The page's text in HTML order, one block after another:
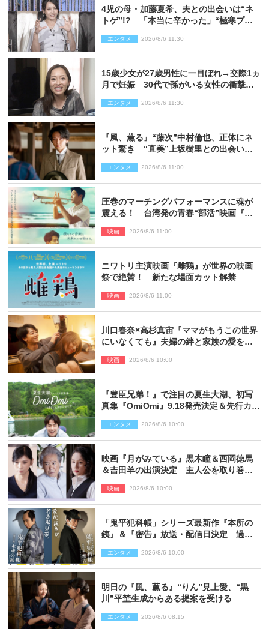
4児の母・加藤夏希、夫との出会いは“ネ
トゲ”!? 「本当に辛かった」“極寒プロ
エンタメ 2026/8/6 11:30
15歳少女が27歳男性に一目ぼれ→交際1ヵ
月で妊娠 30代で孫がいる女性の衝撃半
エンタメ 2026/8/6 11:30
『風、薫る』“藤次”中村倫也、正体にネ
ット驚き “直美”上坂樹里との出会いに
しなよ！」
エンタメ 2026/8/6 11:00
圧巻のマーチングパフォーマンスに魂が
震える！ 台湾発の青春“部活”映画『進
映画 2026/8/6 11:00
ニワトリ主演映画『雌鶏』が世界の映画
祭で絶賛！ 新たな場面カット解禁
映画 2026/8/6 11:00
川口春奈×高杉真宙『ママがもうこの世界
にいなくても』夫婦の絆と家族の愛を映
映画 2026/8/6 10:00
『豊臣兄弟！』で注目の夏生大湖、初写
真集『OmiOmi』9.18発売決定＆先行カッ
エンタメ 2026/8/6 10:00
映画『月がみている』黒木瞳＆西岡徳馬
＆吉田羊の出演決定 主人公を取り巻く
映画 2026/8/6 10:00
「鬼平犯科帳」シリーズ最新作『本所の
銕』＆『密告』放送・配信日決定 過去
エンタメ 2026/8/6 10:00
明日の『風、薫る』“りん”見上愛、“黒
川”平埜生成からある提案を受ける
エンタメ 2026/8/6 08:15